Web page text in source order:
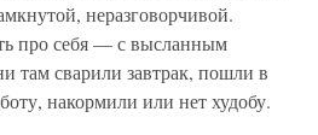
неразговорчивой.
про себя — с высланным
там сварили завтрак, пошли в
накормили или нет худобу.